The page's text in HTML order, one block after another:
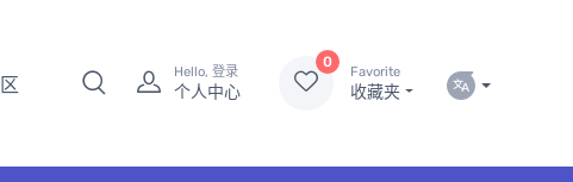
Hello, 登录
个人中心
0
Favorite
收藏夹